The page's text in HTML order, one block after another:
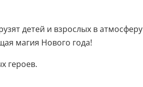
детей и взрослых в атмосферу
магия Нового года!
героев.